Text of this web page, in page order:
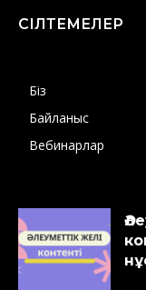
СІЛТЕМЕЛЕР
Біз
Байланыс
Вебинарлар